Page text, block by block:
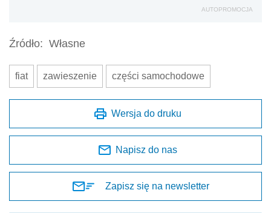
AUTOPROMOCJA
Źródło: Własne
fiat zawieszenie części samochodowe
Wersja do druku
Napisz do nas
Zapisz się na newsletter